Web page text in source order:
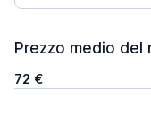
Prezzo medio del
72 €